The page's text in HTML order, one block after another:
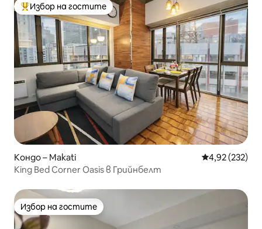
Най-популярен избор на гостите
Избор на гостите
Кондо – Makati Средна
4,92 (232)
King Bed Corner Oasis в Грийнбелт
Избор на гостите
Избор на гостите